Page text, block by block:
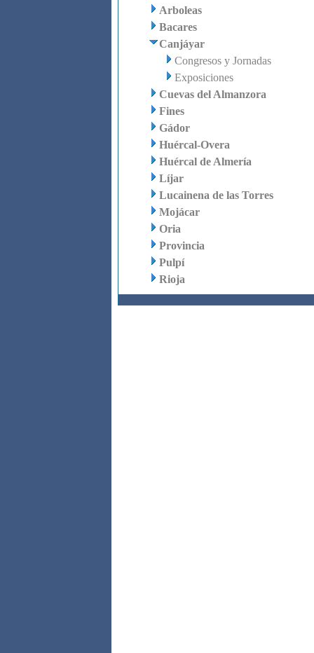
Arboleas
Bacares
Canjáyar
Congresos y Jornadas
Exposiciones
Cuevas del Almanzora
Fines
Gádor
Huércal-Overa
Huércal de Almería
Líjar
Lucainena de las Torres
Mojácar
Oria
Provincia
Pulpí
Rioja